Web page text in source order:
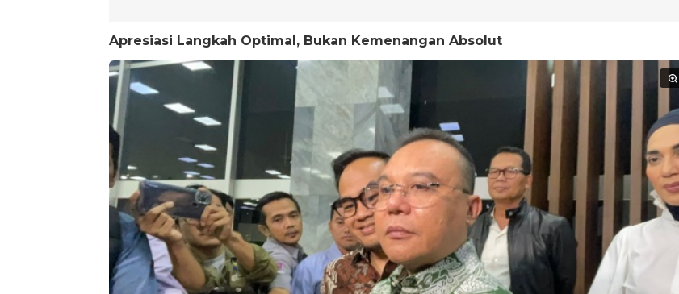
Apresiasi Langkah Optimal, Bukan Kemenangan Absolut